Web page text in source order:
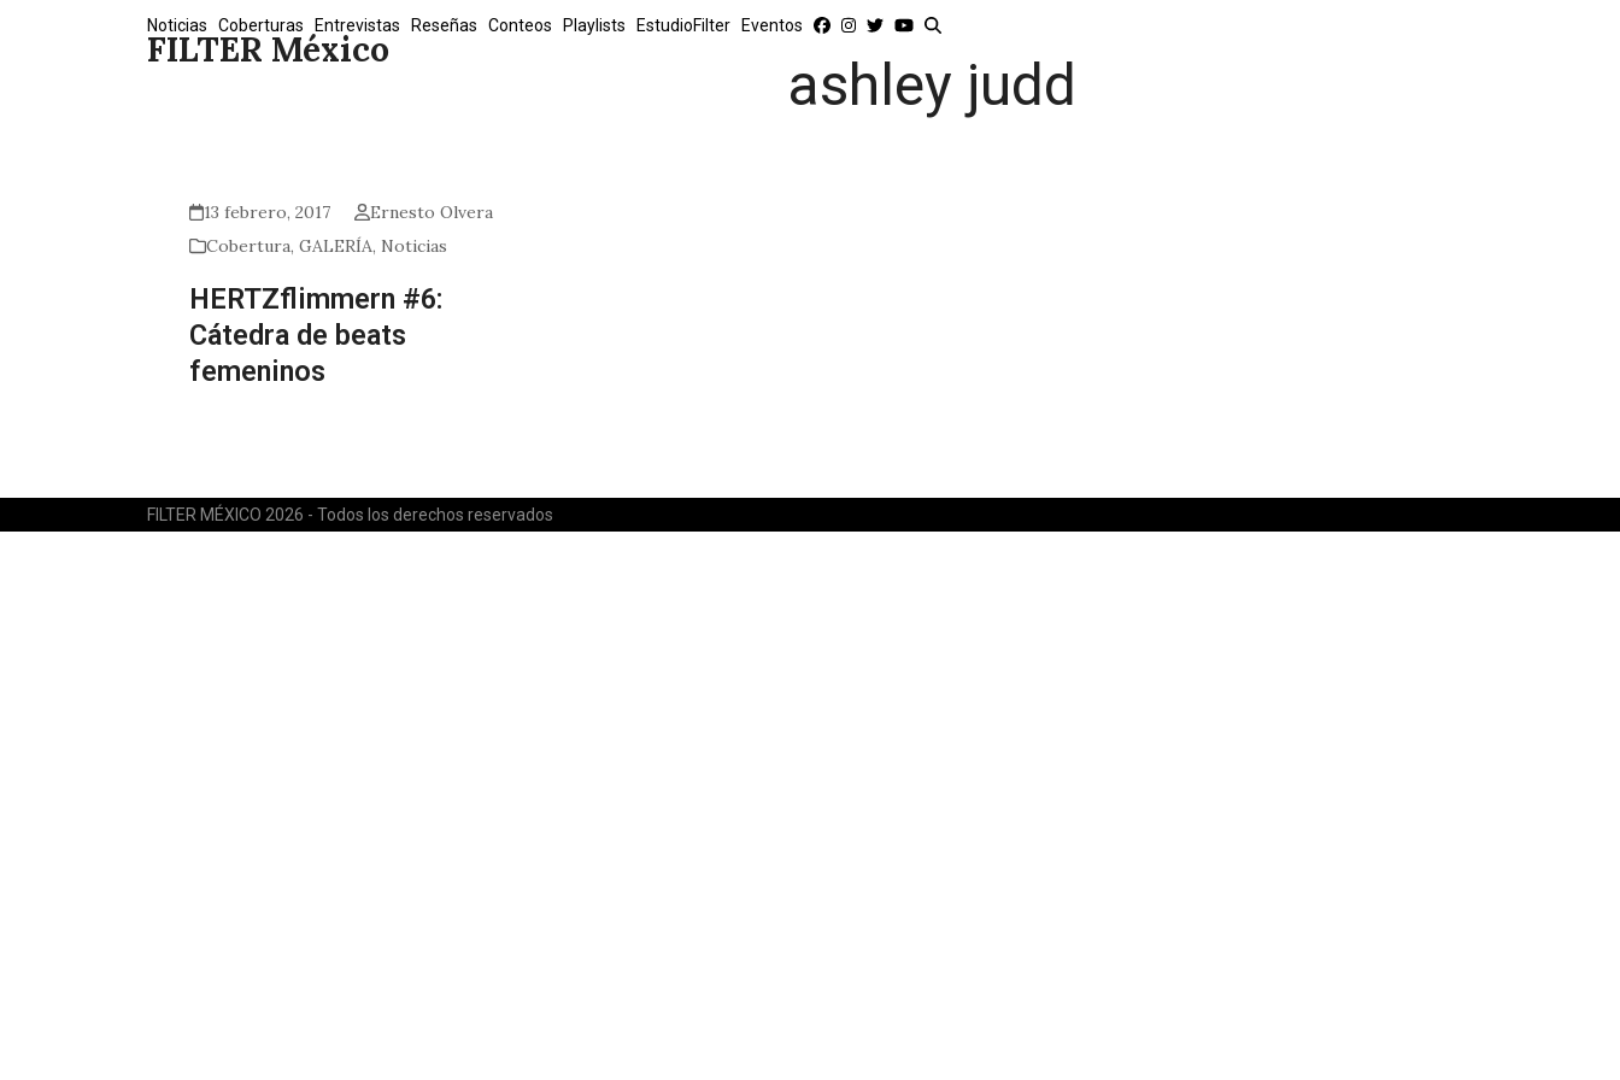
FILTER México
Noticias Coberturas Entrevistas Reseñas Conteos Playlists EstudioFilter Eventos
ashley judd
13 febrero, 2017
Ernesto Olvera
Cobertura, GALERÍA, Noticias
HERTZflimmern #6:
Cátedra de beats
femeninos
FILTER MÉXICO 2026 - Todos los derechos reservados